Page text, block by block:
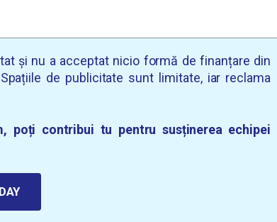
și nu a acceptat nicio formă de finanțare din
de publicitate sunt limitate, iar reclama
poți contribui tu pentru susținerea echipei